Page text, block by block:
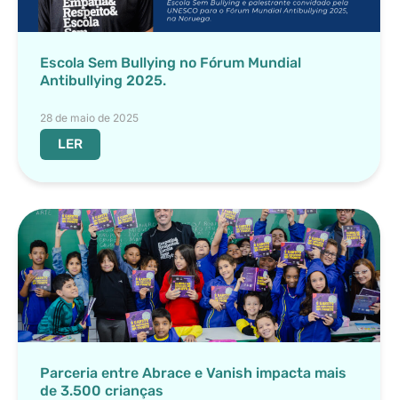
Escola Sem Bullying no Fórum Mundial
Antibullying 2025.
28 de maio de 2025
LER
Parceria entre Abrace e Vanish impacta mais
de 3.500 crianças